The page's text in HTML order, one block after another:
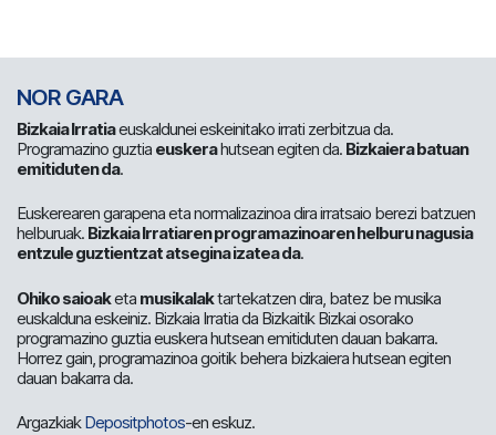
NOR GARA
Bizkaia Irratiaeuskaldunei eskeinitako irrati zerbitzua da.
Programazino guztia euskerahutsean egiten da. Bizkaiera batuan
emitiduten da.
Euskerearen garapena eta normalizazinoa dira irratsaio berezi batzuen
helburuak. Bizkaia Irratiaren programazinoaren helburu nagusia
entzule guztientzat atsegina izatea da.
Ohiko saioaketa musikalaktartekatzen dira, batez be musika
euskalduna eskeiniz. Bizkaia Irratia da Bizkaitik Bizkai osorako
programazino guztia euskera hutsean emitiduten dauan bakarra.
Horrez gain, programazinoa goitik behera bizkaiera hutsean egiten
dauan bakarra da.
ArgazkiakDepositphotos-en eskuz.